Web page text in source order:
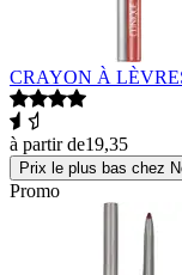
CRAYON À
à partir de19,35
Prix le plus bas chez
Promo